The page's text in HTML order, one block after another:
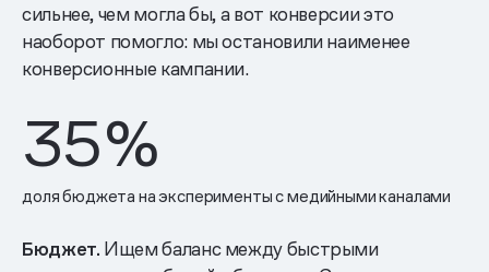
сильнее, чем могла бы, а вот конверсии это
наоборот помогло: мы остановили наименее
конверсионные кампании.
35%
доля бюджета на эксперименты с медийными каналами
Бюджет. Ищем баланс между быстрыми